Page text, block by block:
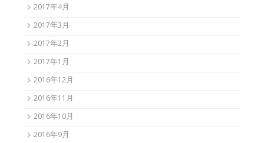
2017年4月
2017年3月
2017年2月
2017年1月
2016年12月
2016年11月
2016年10月
2016年9月